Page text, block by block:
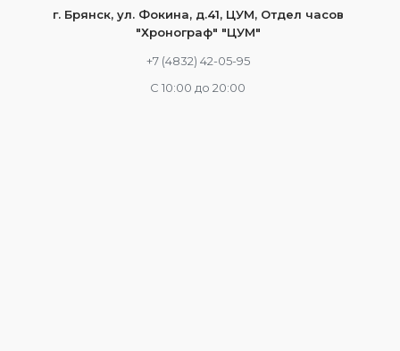
г. Брянск, ул. Фокина, д.41, ЦУМ, Отдел часов
"Хронограф" "ЦУМ"
+7 (4832) 42-05-95
С 10:00 до 20:00